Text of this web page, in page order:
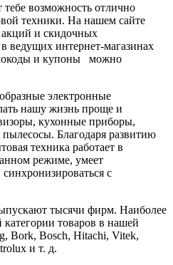
тебе возможность отлично
техники. На нашем сайте
и скидочных
ведущих интернет-магазинах
и купоны можно
электронные
нашу жизнь проще и
кухонные приборы,
Благодаря развитию
техника работает в
режиме, умеет
с
тысячи фирм. Наиболее
товаров в нашей
Bork, Bosch, Hitachi, Vitek,
и т. д.